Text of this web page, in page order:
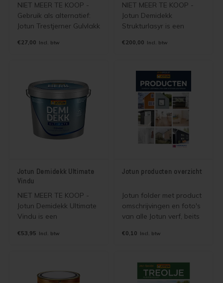
NIET MEER TE KOOP -
Gebruik als alternatief:
Jotun Trestjerner Gulvlakk
UVR
€27,00 Incl. btw
NIET MEER TE KOOP -
Jotun Demidekk
Strukturlasyr is een
doorzichtige houtverf
beits is gebaseerd op
een unieke combinatie
van alkyd en acrylaat en
versterkt met UV
blokkerende
componenten.
€200,00 Incl. btw
Jotun Demidekk Ultimate
Vindu
NIET MEER TE KOOP -
Jotun Demidekk Ultimate
Vindu is een
(dekkende beits) voor
dakkapellen.
€53,95 Incl. btw
Jotun producten overzicht
Jotun folder met product
omschrijvingen en foto's
van alle Jotun verf, beits
Wordt gratis verzonden
€0,10 Incl. btw